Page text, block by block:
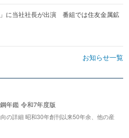
に当社社長が出演 番組では住友金属鉱
お知らせ一覧
年鑑 令和7年度版
の詳細 昭和30年創刊以来50年余、他の産